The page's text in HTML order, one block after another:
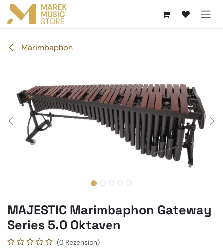
Zum Inhalt springen
Marimbaphon
MAJESTIC Marimbaphon Gateway
Series 5.0 Oktaven
(0 Rezension)